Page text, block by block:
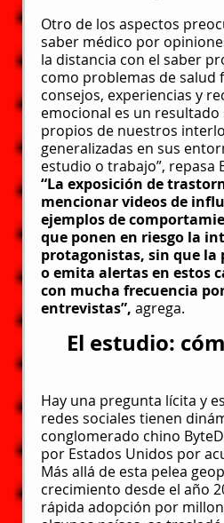
Otro de los aspectos
saber médico por
la distancia con el saber
como problemas de salud
consejos, experiencias y
emocional es un
propios de nuestros
generalizadas en sus
estudio o trabajo”, repasa
“La exposición de
mencionar videos de
ejemplos de
que ponen en riesgo la
protagonistas, sin que
o emita alertas en estos
con mucha frecuencia
entrevistas”, agrega.
El estudio:
Hay una pregunta lícita y
redes sociales tienen
conglomerado chino
por Estados Unidos por
Más allá de esta pelea
crecimiento desde el año
rápida adopción por